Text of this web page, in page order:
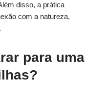
disso, a prática
com a natureza,
para uma